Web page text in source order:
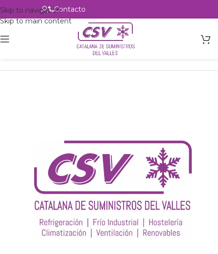
Skip to navigation
Skip to main content
Contacto
Intercambio